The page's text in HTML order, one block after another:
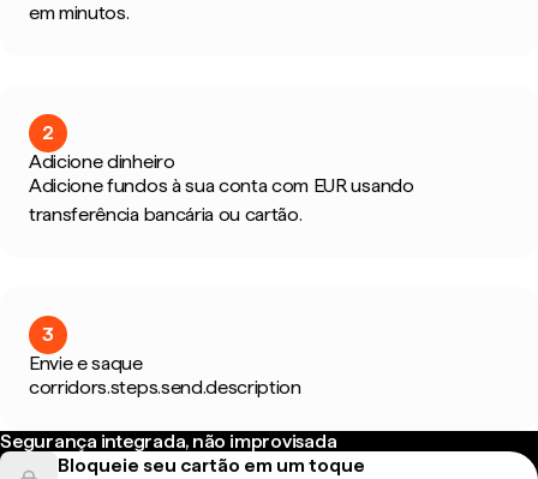
em minutos.
2
Adicione dinheiro
Adicione fundos à sua conta com EUR usando
transferência bancária ou cartão.
3
Envie e saque
corridors.steps.send.description
Segurança integrada, não improvisada
Bloqueie seu cartão em um toque